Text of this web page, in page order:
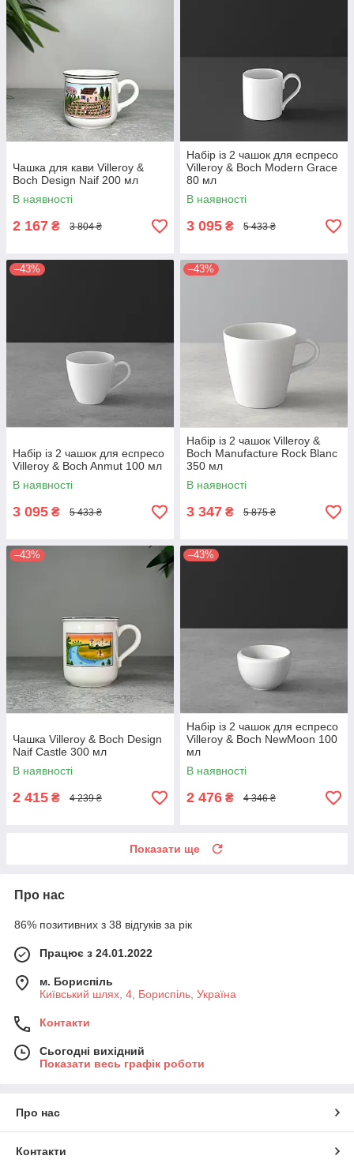
Чашка для кави Villeroy &
Boch Design Naif 200 мл
В наявності
2 167 ₴ 3 804 ₴
Набір із 2 чашок для еспресо
Villeroy & Boch Modern Grace
80 мл
В наявності
3 095 ₴ 5 433 ₴
–43%
Набір із 2 чашок для еспресо
Villeroy & Boch Anmut 100 мл
В наявності
3 095 ₴ 5 433 ₴
–43%
Набір із 2 чашок Villeroy &
Boch Manufacture Rock Blanc
350 мл
В наявності
3 347 ₴ 5 875 ₴
–43%
Чашка Villeroy & Boch Design
Naif Castle 300 мл
В наявності
2 415 ₴ 4 239 ₴
–43%
Набір із 2 чашок для еспресо
Villeroy & Boch NewMoon 100
мл
В наявності
2 476 ₴ 4 346 ₴
Показати ще
Про нас
86% позитивних з 38 відгуків за рік
Працює з 24.01.2022
м. Бориспіль
Київський шлях, 4, Бориспіль, Україна
Контакти
Сьогодні вихідний
Показати весь графік роботи
Про нас
Контакти